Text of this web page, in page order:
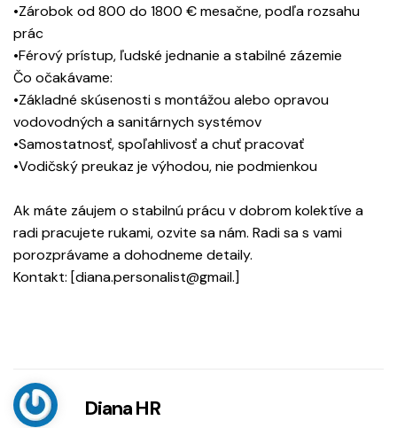
•Zárobok od 800 do 1800 € mesačne, podľa rozsahu
prác
•Férový prístup, ľudské jednanie a stabilné zázemie
Čo očakávame:
•Základné skúsenosti s montážou alebo opravou
vodovodných a sanitárnych systémov
•Samostatnosť, spoľahlivosť a chuť pracovať
•Vodičský preukaz je výhodou, nie podmienkou
Ak máte záujem o stabilnú prácu v dobrom kolektíve a
radi pracujete rukami, ozvite sa nám. Radi sa s vami
porozprávame a dohodneme detaily.
Kontakt: [diana.personalist@gmail.]
Diana HR